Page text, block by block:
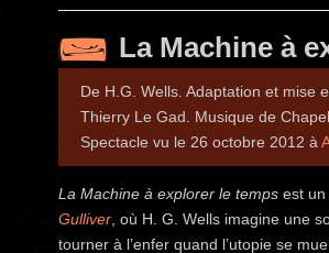
La Machine à
De H.G. Wells. Adaptation et mise
Thierry Le Gad. Musique de
Spectacle vu le 26 octobre 2012 à
La Machine à explorer le temps est
Gulliver, où H. G. Wells imagine une
tourner à l’enfer quand l’utopie se